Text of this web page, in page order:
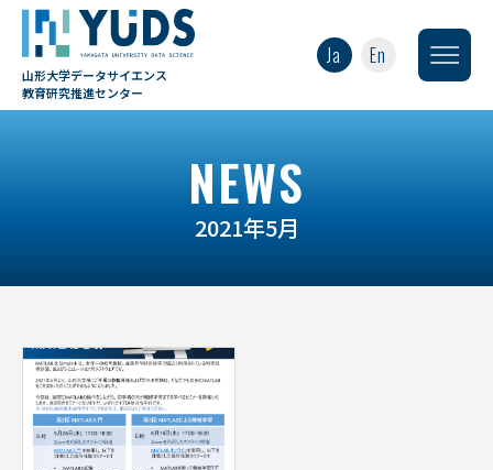
山形大学データサイエンス
教育研究推進センター
Ja En
NEWS
2021年5月